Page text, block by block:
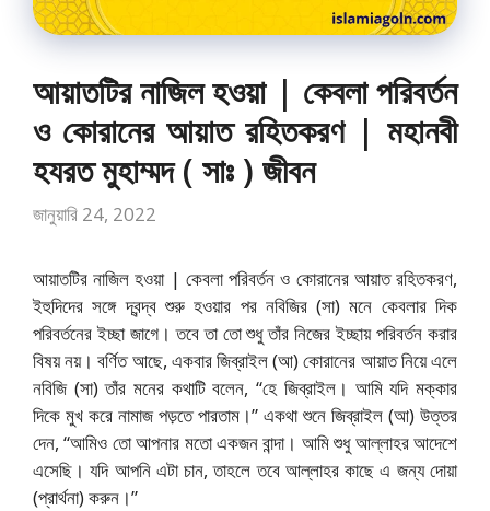
আয়াতটির নাজিল হওয়া | কেবলা পরিবর্তন
ও কোরানের আয়াত রহিতকরণ | মহানবী
হযরত মুহাম্মদ ( সাঃ ) জীবন
জানুয়ারি 24, 2022
আয়াতটির নাজিল হওয়া | কেবলা পরিবর্তন ও কোরানের আয়াত রহিতকরণ,
ইহুদিদের সঙ্গে দ্বন্দ্ব শুরু হওয়ার পর নবিজির (সা) মনে কেবলার দিক
পরিবর্তনের ইচ্ছা জাগে। তবে তা তো শুধু তাঁর নিজের ইচ্ছায় পরিবর্তন করার
বিষয় নয়। বর্ণিত আছে, একবার জিব্রাইল (আ) কোরানের আয়াত নিয়ে এলে
নবিজি (সা) তাঁর মনের কথাটি বলেন, “হে জিব্রাইল। আমি যদি মক্কার
দিকে মুখ করে নামাজ পড়তে পারতাম।” একথা শুনে জিব্রাইল (আ) উত্তর
দেন, “আমিও তো আপনার মতো একজন বান্দা। আমি শুধু আল্লাহর আদেশে
এসেছি। যদি আপনি এটা চান, তাহলে তবে আল্লাহর কাছে এ জন্য দোয়া
(প্রার্থনা) করুন।”